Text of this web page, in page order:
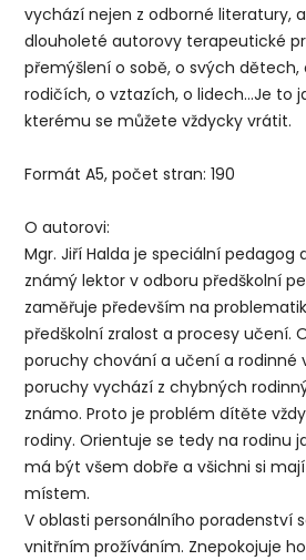
vychází nejen z odborné literatury,
dlouholeté autorovy terapeutické
přemýšlení o sobě, o svých dětech,
rodičích, o vztazích, o lidech…Je to
kterému se můžete vždycky vrátit.
Formát A5, počet stran: 190
O autorovi:
Mgr. Jiří Halda je speciální pedagog
známý lektor v odboru předškolní
zaměřuje především na
předškolní zralost a procesy učení.
poruchy chování a učení a rodinné
poruchy vychází z chybných
známo. Proto je problém dítěte
rodiny. Orientuje se tedy na rodinu
má být všem dobře a všichni si
místem.
V oblasti personálního poradenství
vnitřním prožíváním. Znepokojuje